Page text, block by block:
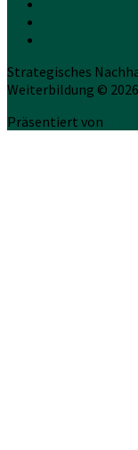
Strategisches
Weiterbildung ©
Präsentiert von